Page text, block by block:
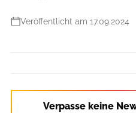
Veröffentlicht am 17.09.2024
Verpasse keine